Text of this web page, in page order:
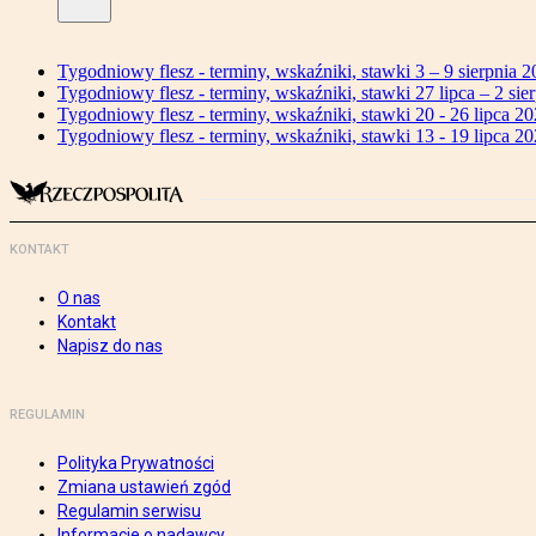
Tygodniowy flesz - terminy, wskaźniki, stawki 3 – 9 sierpnia
Tygodniowy flesz - terminy, wskaźniki, stawki 27 lipca – 2
Tygodniowy flesz - terminy, wskaźniki, stawki 20 - 26 lipca
Tygodniowy flesz - terminy, wskaźniki, stawki 13 - 19 lipca
KONTAKT
O nas
Kontakt
Napisz do nas
REGULAMIN
Polityka Prywatności
Zmiana ustawień zgód
Regulamin serwisu